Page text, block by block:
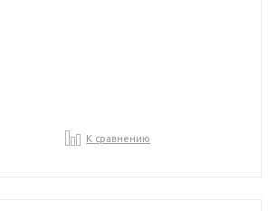
К сравнению